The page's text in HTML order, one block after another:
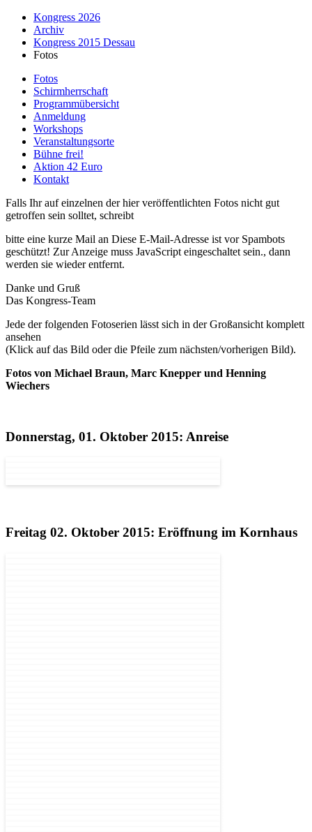
Kongress 2026
Archiv
Kongress 2015 Dessau
Fotos
Fotos
Schirmherrschaft
Programmübersicht
Anmeldung
Workshops
Veranstaltungsorte
Bühne frei!
Aktion 42 Euro
Kontakt
Falls Ihr auf einzelnen der hier veröffentlichten Fotos nicht gut
getroffen sein solltet, schreibt
bitte eine kurze Mail an Diese E-Mail-Adresse ist vor Spambots
geschützt! Zur Anzeige muss JavaScript eingeschaltet sein., dann
werden sie wieder entfernt.
Danke und Gruß
Das Kongress-Team
Jede der folgenden Fotoserien lässt sich in der Großansicht komplett
ansehen
(Klick auf das Bild oder die Pfeile zum nächsten/vorherigen Bild).
Fotos von Michael Braun, Marc Knepper und Henning
Wiechers
Donnerstag, 01. Oktober 2015: Anreise
Freitag 02. Oktober 2015: Eröffnung im Kornhaus